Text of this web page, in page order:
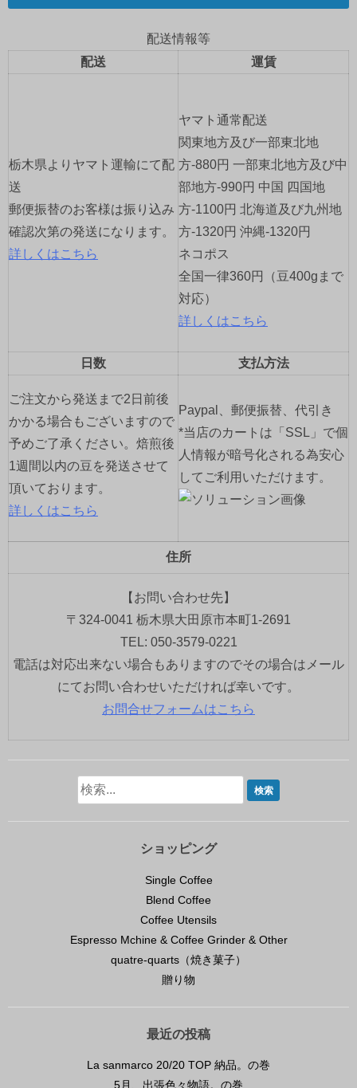
ョ
ン
配送情報等
配送
運賃
栃木県よりヤマト運輸にて配
送
郵便振替のお客様は振り込み
確認次第の発送になります。
詳しくはこちら
ヤマト通常配送
関東地方及び一部東北地
方-880円 一部東北地方及び中
部地方-990円 中国 四国地
方-1100円 北海道及び九州地
方-1320円 沖縄-1320円
ネコポス
全国一律360円（豆400gまで
対応）
詳しくはこちら
日数 支払方法
ご注文から発送まで2日前後
かかる場合もございますので
予めご了承ください。焙煎後
1週間以内の豆を発送させて
頂いております。
詳しくはこちら
Paypal、郵便振替、代引き
*当店のカートは「SSL」で個
人情報が暗号化される為安心
してご利用いただけます。
住所
【お問い合わせ先】
〒324-0041 栃木県大田原市本町1-2691
TEL: 050-3579-0221
電話は対応出来ない場合もありますのでその場合はメール
にてお問い合わせいただければ幸いです。
お問合せフォームはこちら
ショッピング
Single Coffee
Blend Coffee
Coffee Utensils
Espresso Mchine & Coffee Grinder & Other
quatre-quarts（焼き菓子）
贈り物
最近の投稿
La sanmarco 20/20 TOP 納品。の巻
5月、出張色々物語。の巻